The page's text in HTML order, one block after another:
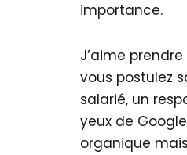
importance.
J’aime
vous postulez
salarié, un
yeux de
organique